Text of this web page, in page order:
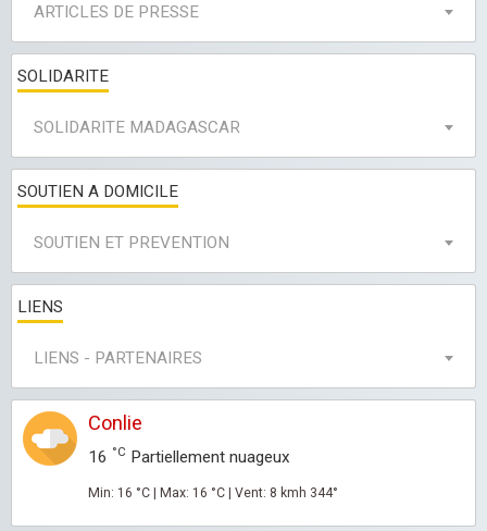
ARTICLES DE PRESSE
SOLIDARITE
SOLIDARITE MADAGASCAR
SOUTIEN A DOMICILE
SOUTIEN ET PREVENTION
LIENS
LIENS - PARTENAIRES
Conlie
16 °C Partiellement nuageux
Min: 16 °C | Max: 16 °C | Vent: 8 kmh 344°